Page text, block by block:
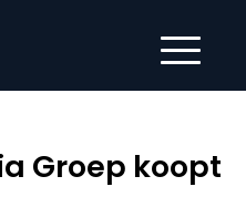
Groep koopt